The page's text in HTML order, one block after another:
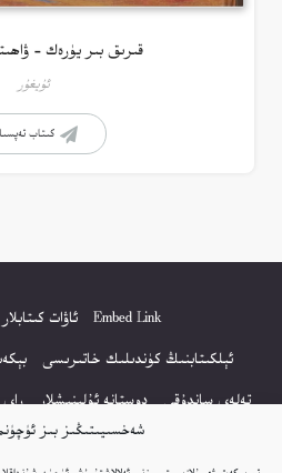
شەخسىيىتىڭىز بىز
قىرىق بىر يۈرەك –
ئۇيغۇر
كىتاب
Embed Link ئاۋات كىتابلار
ئېلكىتابنىڭ كۈندىلىك خاتىرىسى
تەلەي ساندۇقى
دوستانە ئۇلىنىشلار
كۆپ سورالغان سۇئاللار
كىتاب